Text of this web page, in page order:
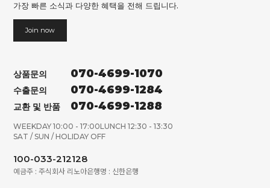
가장 빠른 소식과 다양한 혜택을 전해 드립니다.
Join now
상품문의 070-4699-1070
수출문의 070-4699-1284
교환 및 반품 070-4699-1288
WEEKDAY 10:00 - 17:00LUNCH 12:30 - 13:30
SAT / SUN / HOLIDAY OFF
100-033-212128
예금주 : 주식회사 리노아은행명 : 신한은행